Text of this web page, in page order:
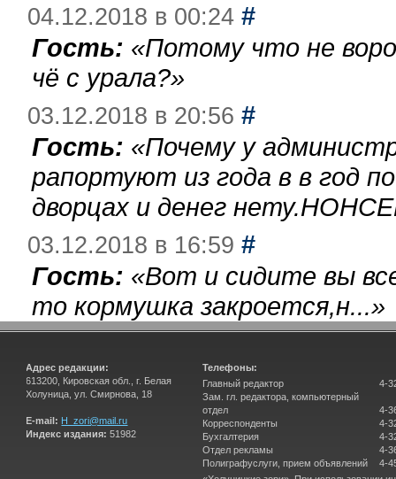
04.12.2018 в 00:24 #
Гость: «Потому что не
чё с урала?»
03.12.2018 в 20:56 #
Гость: «Почему у
рапортуют из года в в год
дворцах и денег
03.12.2018 в 16:59 #
Гость: «Вот и сидите вы
то кормушка закроется,н...»
Адрес редакции:
613200, Кировская обл., г. Белая
Холуница, ул. Смирнова, 18
E-mail: H_zori@mail.ru
Индекс издания: 51982
Телефоны:
Главный редактор
Зам. гл. редактора, компьютерный
отдел
Корреспонденты
Бухгалтерия
Отдел рекламы
Полиграфуслуги, прием объявлений
4-
4-
4-
4-
4-
4-